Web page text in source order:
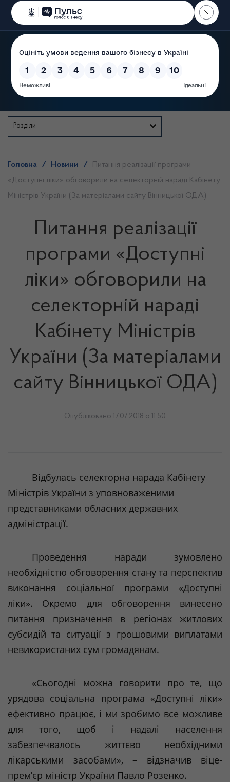
Пошук
Розділи
Головна / Новини /
Питання реалізації програми
«Доступні ліки» обговорили на селекторній нараді Кабінету
Міністрів України (За матеріалами сайту Вінницької ОДА)
Питання реалізації
програми «Доступні
ліки» обговорили на
селекторній нараді
Кабінету Міністрів
України (За матеріалами
сайту Вінницької ОДА)
Опубліковано 17.07.2018 о 11:50
Відбулась селекторна нарада Кабінету
Міністрів України з уповноваженими
представниками обласних державних
адміністрації.
Проведення наради зумовлено
необхідністю обговорення стану та перспектив
виконання соціальної програми «Доступні
ліки». Окремо для обговорення винесено
питання призначення в регіонах житлових
субсидій та ситуації з грошовими виплатами
невикористаних сум громадянам.
«Сьогодні можна говорити про те, що
урядова соціальна програма «Доступні ліки»
ефективно працює, і ми зробимо все можливе
для того, щоб і надалі населення
забезпечвалось життєво необхідними
лікарськими засобами», – відзначив віце-
прем’єр міністр України Павло Розенко.